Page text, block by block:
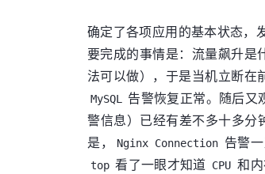
确定了各项应用的基本状态，
要完成的事情是：流量飙升是
法可以做），于是当机立断在
MySQL
告警恢复正常。随后又
警信息）已经有差不多十多分
是，
Nginx Connection 告警
top 看了一眼才知道 CPU 和